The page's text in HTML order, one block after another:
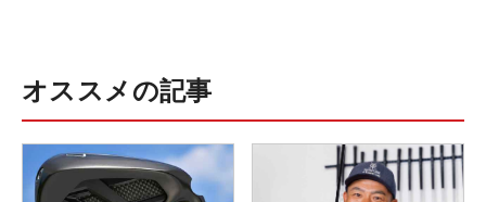
オススメの記事